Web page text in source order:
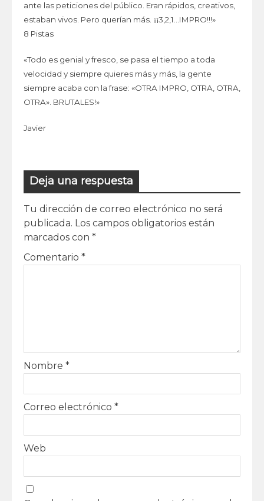
ante las peticiones del público. Eran rápidos, creativos,
estaban vivos. Pero querían más. ¡¡¡3,2,1…IMPRO!!!»
8 Pistas
«Todo es genial y fresco, se pasa el tiempo a toda
velocidad y siempre quieres más y más, la gente
siempre acaba con la frase: «OTRA IMPRO, OTRA, OTRA,
OTRA». BRUTALES!»
Javier
Deja una respuesta
Tu dirección de correo electrónico no será
publicada. Los campos obligatorios están
marcados con *
Comentario *
Nombre *
Correo electrónico *
Web